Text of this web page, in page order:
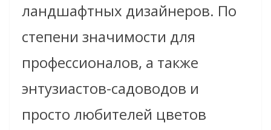
ландшафтных дизайнеров. По
степени значимости для
профессионалов, а также
энтузиастов-садоводов и
просто любителей цветов